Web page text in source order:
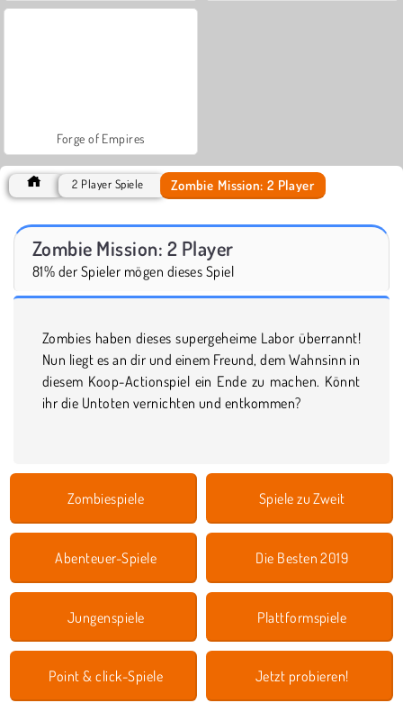
Forge of Empires
2 Player Spiele Zombie Mission: 2 Player
Zombie Mission: 2 Player
81% der Spieler mögen dieses Spiel
Zombies haben dieses supergeheime Labor überrannt!
Nun liegt es an dir und einem Freund, dem Wahnsinn in
diesem Koop-Actionspiel ein Ende zu machen. Könnt
ihr die Untoten vernichten und entkommen?
Zombiespiele Spiele zu Zweit
Abenteuer-Spiele Die Besten 2019
Jungenspiele Plattformspiele
Point & click-Spiele Jetzt probieren!